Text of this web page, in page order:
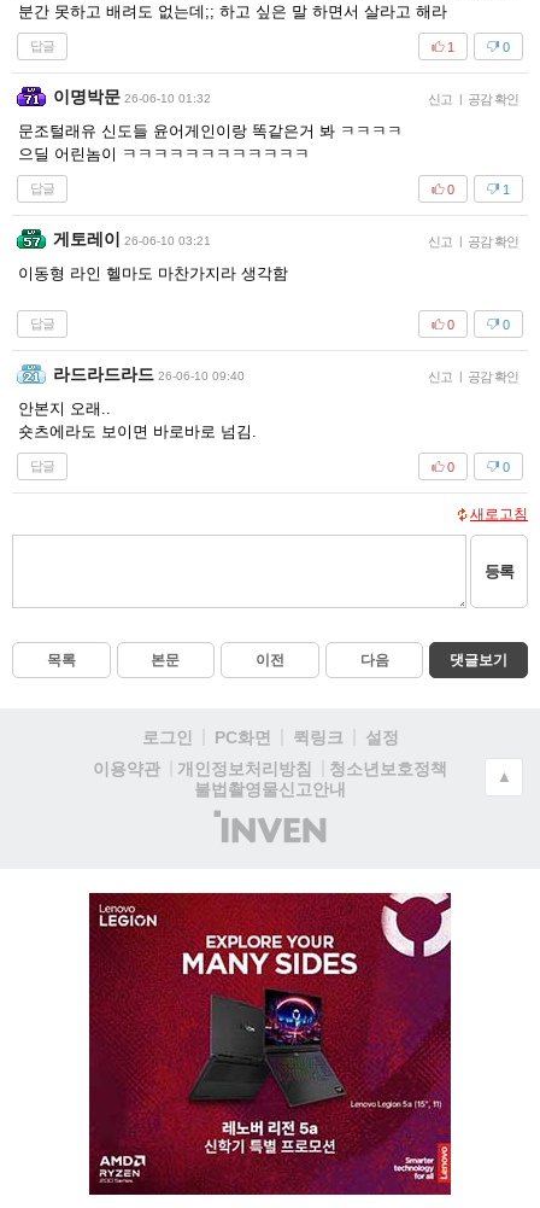
분간 못하고 배려도 없는데;; 하고 싶은 말 하면서 살라고 해라
답글 0
1
이명박문 26-06-10 01:32 신고 | 공감 확인
문조털래유 신도들 윤어게인이랑 똑같은거 봐 ㅋㅋㅋㅋ
으딜 어린놈이 ㅋㅋㅋㅋㅋㅋㅋㅋㅋㅋㅋㅋ
답글 1
0
게토레이 26-06-10 03:21 신고 | 공감 확인
이동형 라인 헬마도 마찬가지라 생각함
답글 0
0
라드라드라드 26-06-10 09:40 신고 | 공감 확인
안본지 오래..
숏츠에라도 보이면 바로바로 넘김.
답글 0
0
새로고침
등록
목록 본문 이전 다음 댓글보기
로그인 PC화면 퀵링크
설정
이용약관
개인정보처리방침
청소년보호정책
불법촬영물신고안내
(주)
인
▲